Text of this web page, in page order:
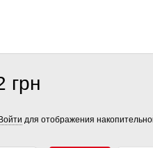
грн
для отображения